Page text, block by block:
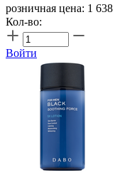
розничная цена: 1 638
Кол-во:
Войти